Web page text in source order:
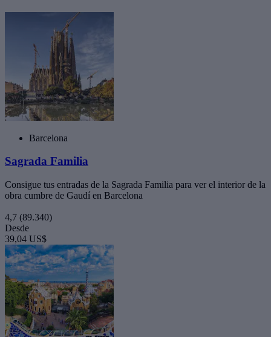
Barcelona
Sagrada Familia
Consigue tus entradas de la Sagrada Familia para ver el interior de la
obra cumbre de Gaudí en Barcelona
4,7 (89.340)
Desde
39,04 US$